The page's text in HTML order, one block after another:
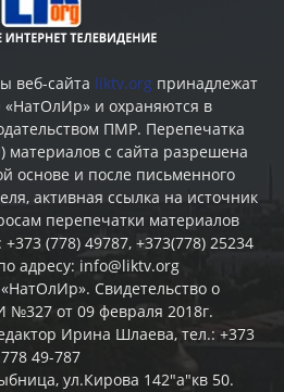
веб-сайта liktv.org принадлежат
и охраняются в
ПМР. Перепечатка
материалов c сайта разрешена
основе и после письменного
активная ссылка на источник
перепечатки материалов
(778) 49787, +373(778) 25234
адресу: info@liktv.org
Свидетельство о
№327 от 09 февраля 2018г.
Ирина Шлаева, тел.: +373
778 49-787
ул.Кирова 142"а"кв 50.